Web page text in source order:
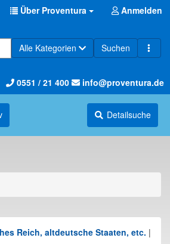
Über Proventura Anmelden
Alle Kategorien Suchen
0551 / 21 400 info@proventura.de
Detailsuche
Reich, altdeutsche Staaten, etc. |